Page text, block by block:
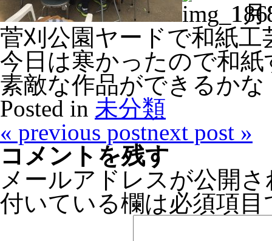
1
菅刈公園ヤードで和紙
今日は寒かったので和
素敵な作品ができるかな
Posted in 未分類
« previous postnext post »
コメントを残す
メールアドレスが公開
付いている欄は必須項目